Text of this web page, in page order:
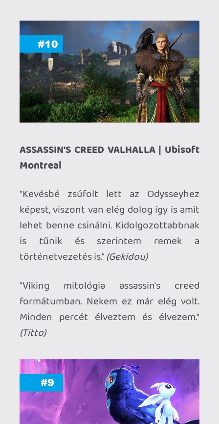
képest, viszont van elég dolog így is amit
lehet benne csinálni. Kidolgozottabbnak
is tűnik és szerintem remek a
történetvezetés is."(Gekidou)
"Viking mitológia assassin's creed
formátumban. Nekem ez már elég volt.
Minden percét élveztem és élvezem."
(Titto)
ORI AND THE WILL OF THE WISPS |
Moon Studios
néhol nem volt megfelelően skálázva,
viszont itt is ennyiben kb ki is merül a
számomra hibátlan volt."(Victor1103)
hibátlan JÁTÉK. Mert egy darabka
gyermekkor. Amikor Commodore-on és
Amigán toltuk a azokat a varázslatos,
villogó játékokat az agyunk, a fantáziánk
ilyenre egészítette ki a látottakat. Ezt